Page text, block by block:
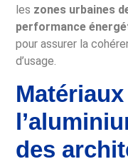
les zones urbaines
performance
pour assurer la
d’usage.
des